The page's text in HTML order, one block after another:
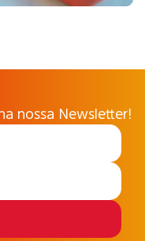
nossa Newsletter!